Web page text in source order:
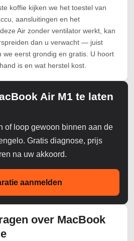
koffie kijken we het toestel van
aansluitingen en het
Air zonder ventilator werkt, kan
dan u verwacht — juist
we eerst grondig en gratis. U hoort
is en wat herstel kost.
Air M1 te laten
of loop gewoon binnen aan de
Gratis diagnose, prijs
na uw akkoord.
aanmelden
over MacBook